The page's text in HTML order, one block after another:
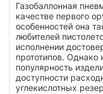
Газобаллонная
качестве первого
особенностей она
любителей
исполнении
прототипов.
популярность
доступности
углекислотных